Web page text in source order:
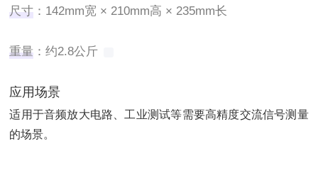
尺寸 ‌：142mm宽 × 210mm高 × 235mm长
重量 ‌：约2.8公斤 ‌
应用场景
适用于音频放大电路、工业测试等需要高精度交流信号测量
的场景。